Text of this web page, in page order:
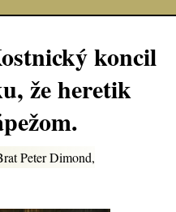
koncil
že heretik
Peter Dimond,